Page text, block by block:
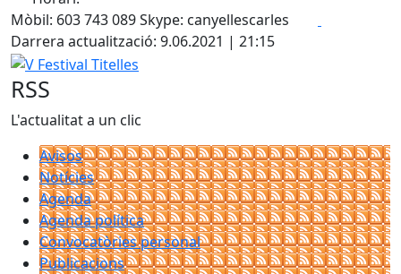
Mòbil: 603 743 089 Skype: canyellescarles
Darrera actualització: 9.06.2021 | 21:15
V Festival Titelles
RSS
L'actualitat a un clic
Avisos
Notícies
Agenda
Agenda política
Convocatòries personal
Publicacions